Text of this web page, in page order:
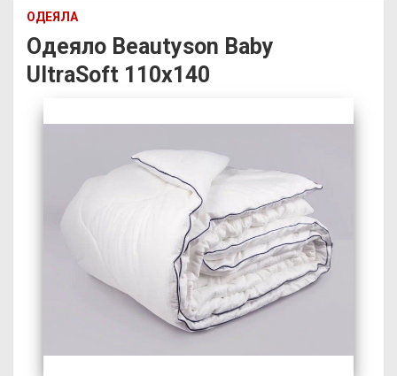
ОДЕЯЛА
Одеяло Beautyson Baby
UltraSoft 110х140